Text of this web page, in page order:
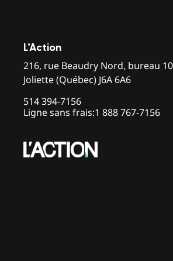
L’Action
216, rue Beaudry Nord, bureau
Joliette (Québec) J6A 6A6
514 394-7156
Ligne sans frais:1 888 767-7156